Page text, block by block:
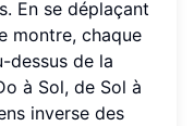
En se déplaçant
montre, chaque
dessus de la
à Sol, de Sol à
inverse des